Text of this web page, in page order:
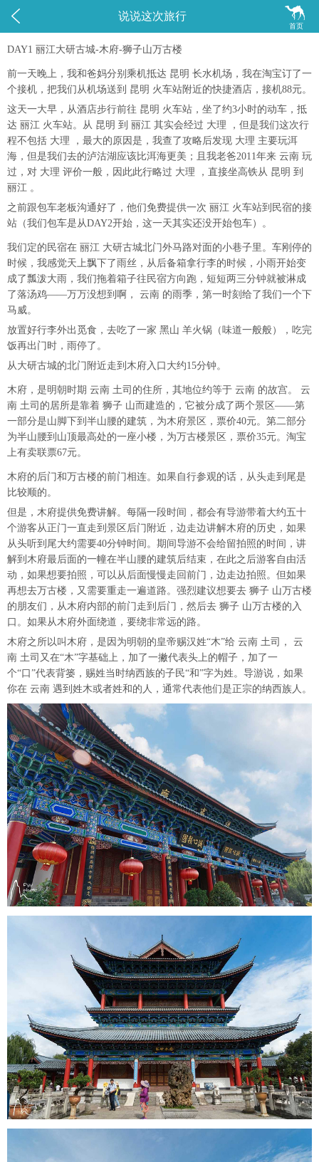
 
首页
说说这次旅行
DAY1 丽江大研古城-木府-狮子山万古楼
前一天晚上，我和爸妈分别乘机抵达 昆明 长水机场，我在淘宝订了一
个接机，把我们从机场送到 昆明 火车站附近的快捷酒店，接机88元。
这天一大早，从酒店步行前往 昆明 火车站，坐了约3小时的动车，抵
达 丽江 火车站。从 昆明 到 丽江 其实会经过 大理 ，但是我们这次行
程不包括 大理 ，最大的原因是，我查了攻略后发现 大理 主要玩洱
海，但是我们去的泸沽湖应该比洱海更美；且我老爸2011年来 云南 玩
过，对 大理 评价一般，因此此行略过 大理 ，直接坐高铁从 昆明 到
丽江 。
之前跟包车老板沟通好了，他们免费提供一次 丽江 火车站到民宿的接
站（我们包车是从DAY2开始，这一天其实还没开始包车）。
我们定的民宿在 丽江 大研古城北门外马路对面的小巷子里。车刚停的
时候，我感觉天上飘下了雨丝，从后备箱拿行李的时候，小雨开始变
成了瓢泼大雨，我们拖着箱子往民宿方向跑，短短两三分钟就被淋成
了落汤鸡——万万没想到啊， 云南 的雨季，第一时刻给了我们一个下
马威。
放置好行李外出觅食，去吃了一家 黑山 羊火锅（味道一般般），吃完
饭再出门时，雨停了。
从大研古城的北门附近走到木府入口大约15分钟。
木府，是明朝时期 云南 土司的住所，其地位约等于 云南 的故宫。 云
南 土司的居所是靠着 狮子 山而建造的，它被分成了两个景区——第
一部分是山脚下到半山腰的建筑，为木府景区，票价40元。第二部分
为半山腰到山顶最高处的一座小楼，为万古楼景区，票价35元。淘宝
上有卖联票67元。
木府的后门和万古楼的前门相连。如果自行参观的话，从头走到尾是
比较顺的。
但是，木府提供免费讲解。每隔一段时间，都会有导游带着大约五十
个游客从正门一直走到景区后门附近，边走边讲解木府的历史，如果
从头听到尾大约需要40分钟时间。期间导游不会给留拍照的时间，讲
解到木府最后面的一幢在半山腰的建筑后结束，在此之后游客自由活
动，如果想要拍照，可以从后面慢慢走回前门，边走边拍照。但如果
再想去万古楼，又需要重走一遍道路。强烈建议想要去 狮子 山万古楼
的朋友们，从木府内部的前门走到后门，然后去 狮子 山万古楼的入
口。如果从木府外面绕道，要绕非常远的路。
木府之所以叫木府，是因为明朝的皇帝赐汉姓“木”给 云南 土司， 云
南 土司又在“木”字基础上，加了一撇代表头上的帽子，加了一
个“口”代表背篓，赐姓当时纳西族的子民“和”字为姓。导游说，如果
你在 云南 遇到姓木或者姓和的人，通常代表他们是正宗的纳西族人。